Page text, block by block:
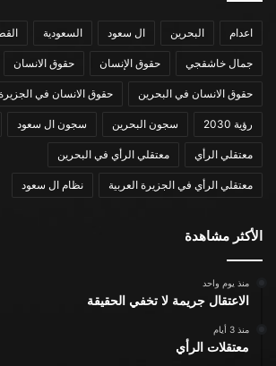
اعدام البحرين ال سعود السعودية
جمال خاشقجي حقوق الإنسان حقوق الانسان
حقوق الانسان في البحرين حقوق الانسان في الجزيرة
رؤية 2030 سجون البحرين سجون ال سعود
معتقلي الرأي معتقلي الرأي في البحرين
معتقلي الرأي في الجزيرة العربية نظام ال سعود
الأكثر مشاهدة
منذ يوم واحد
الاعتقال جريمة لا تخفي الحقيقة
منذ 3 أيام
معتقلات الرأي